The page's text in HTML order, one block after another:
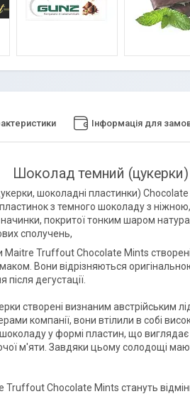
Інформація для
Шоколад темний
шоколадні пластинки)
з темного шоколаду з
покритої тонким шаром
сполучень,
Maitre Truffout Chocolate Mints
Вони відрізняються
дегустації.
створені визнаним
компанії, вони втілили в собі
шоколаду у формі пластин, що
м'яти. Завдяки цьому солодощі
Truffout Chocolate Mints стануть